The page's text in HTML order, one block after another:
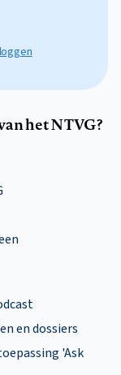
het NTVG?
en dossiers
'Ask